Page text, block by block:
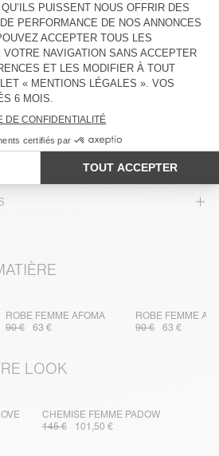
ROBE FEMME AFOMA
90 €
63 €
ROBE FEMME
90 €
63 €
LOOK
CHEMISE FEMME PADOW
145 €
101,50 €